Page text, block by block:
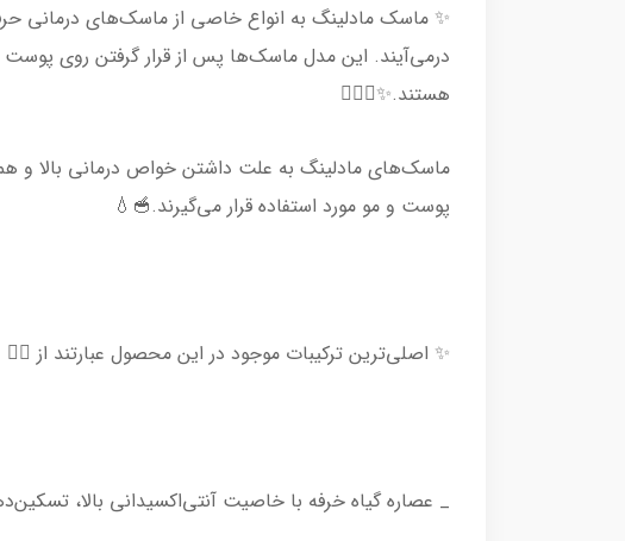
✨ ماسک‌ مادلینگ به انواع خاصی از ماسک‌های درمانی
در‌می‌آیند. این مدل ماسک‌ها پس از قرار گرفتن روی
هستند.✨💆🏻‍♀️
ماسک‌های مادلینگ به علت داشتن خواص درمانی بالا و
پوست و مو مورد استفاده قرار می‌گیرند.🥣💧
✨ اصلی‌ترین ترکیبات موجود در این محصول عبارتند از 👇🏻
_ عصاره گیاه خرفه با خاصیت آنتی‌اکسیدانی بالا،